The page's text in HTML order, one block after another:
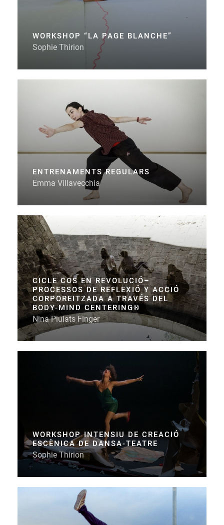
WORKSHOP “LA PAGE BLANCHE”
Sophie Thirion
ENTRENAMENTS REGULARS
Emma Villavecchia
CICLE COS EN REVOLUCIÓ–
PROCESSOS DE REFLEXIÓ Y ACCIÓ
CORPOREITZADA A TRAVÉS DEL
BODY-MIND CENTERING®
Nina Piulats Finger
WORKSHOP INTENSIU DE CREACIÓ
ESCÈNICA DE DANSA-TEATRE
Sophie Thirion